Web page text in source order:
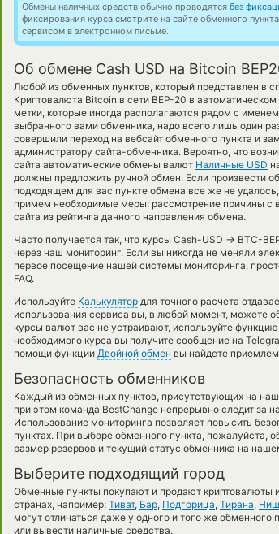
Обмены наличных средств обычно проводятся без
фиксирования курса смотрите на сайте обменного
сервисом в электронном письме.
Об обмене Cash USD на Bitcoin
Любой из обменных пунктов, который представлен в
Криптовалюта Bitcoin в сети BEP-20 в
метки, которые иногда располагаются рядом с
выбранного вами обменника, надо всего лишь один
совершили переход на вебсайт обменного пункта и
администратору сайта-обменника. Вероятно, что
сайта автоматические обмены валют Наличные USD
должны предложить ручной обмен. Если произвести
подходящем для вас пункте обмена все же не
примем необходимые меры: рассмотрение причины с
сайта из рейтинга данного направления обмена.
Часто получается так, что курсы Cash-USD → BTC-
через наш мониторинг. Если вы никогда не меняли
первое посещение нашей системы мониторинга,
FAQ.
Используйте Калькулятор для точного расчета
использования сервиса вы, в любой момент, можете
курсы валют вас не устраивают, используйте функцию
необходимого курса вы получите сообщение на
помощи функции Двойной обмен вы найдете
Безопасность обменников
Каждый из обменных пунктов, присутствующих на
при этом команда BestChange непрерывно следит за
Использование мониторинга позволяет повысить
пунктах. При выборе обменного пункта, пожалуйста,
размер резервов и текущий статус обменника на
Выберите подходящий город
Обменные пункты покупают и продают криптовалюты
странах, например: Тиват, Бар, Подгорица, Тирана, Ниш
могут отличаться даже у одного и того же
или вывести наличные средства.